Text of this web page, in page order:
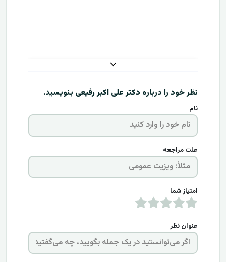
نظر خود را دربارهدکتر علی اکبر رفیعی بنویسید.
نام
علت مراجعه
امتیاز شما
عنوان نظر